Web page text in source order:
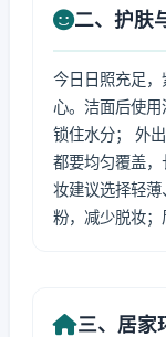
二、护肤
今日日照充足
心。洁面后使
锁住水分； 外
都要均匀覆盖
妆建议选择轻
粉，减少脱妆；
三、居家